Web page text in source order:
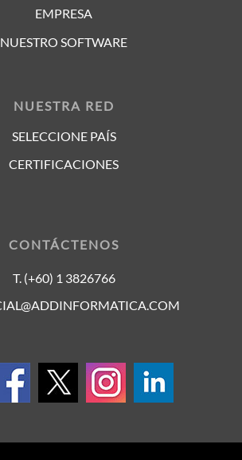
EMPRESA
NUESTRO SOFTWARE
NUESTRA RED
SELECCIONE PAÍS
CERTIFICACIONES
CONTÁCTENOS
T. (+60) 1 3826766